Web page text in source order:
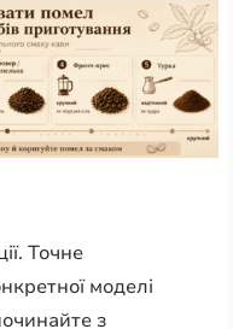
Точне
моделі
з